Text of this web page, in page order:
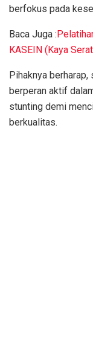
berfokus pada
Baca Juga :
KASEIN (Kaya
Pihaknya
berperan aktif
stunting demi
berkualitas.